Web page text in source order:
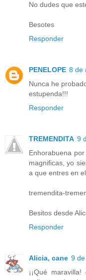
No dudes que
Besotes
Responder
PENELOPE 8 de
Nunca he
estupenda!!!
Responder
TREMENDITA 9
Enhorabuena
magnificas, yo
a que entres en
tremendita-
Besitos desde
Responder
Alicia, cane 9
¡¡Qué